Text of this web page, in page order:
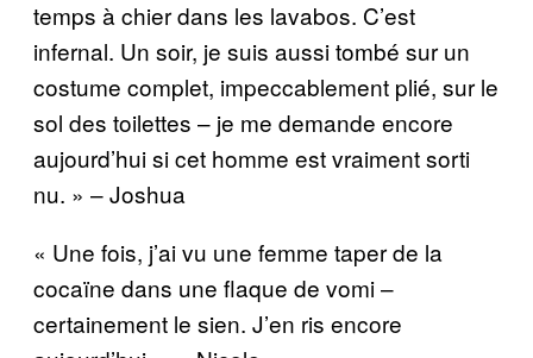
temps à chier dans les lavabos. C’est
infernal. Un soir, je suis aussi tombé sur un
costume complet, impeccablement plié, sur le
sol des toilettes – je me demande encore
aujourd’hui si cet homme est vraiment sorti
nu. » – Joshua
« Une fois, j’ai vu une femme taper de la
cocaïne dans une flaque de vomi –
certainement le sien. J’en ris encore